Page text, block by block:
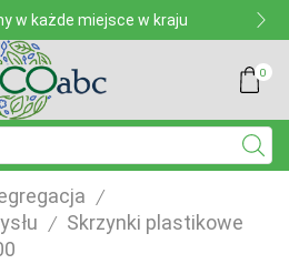
w każde miejsce w kraju
0
/
/ Skrzynki plastikowe